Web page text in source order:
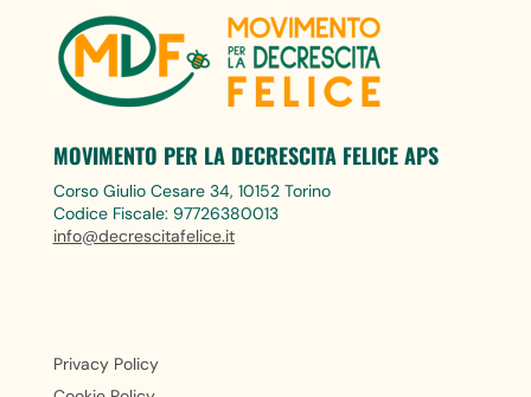
MOVIMENTO PER LA DECRESCITA FELICE APS
Corso Giulio Cesare 34, 10152 Torino
Codice Fiscale: 97726380013
info@decrescitafelice.it
Privacy Policy